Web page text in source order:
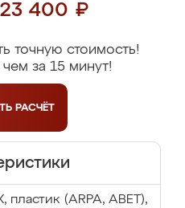
400 ₽
точную стоимость!
за 15 минут!
РАСЧЁТ
(ARPA, ABET),